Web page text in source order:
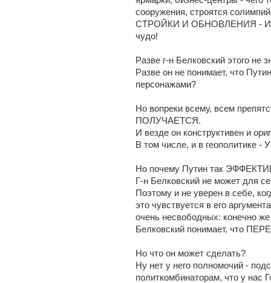
сооружения, строятся
СТРОЙКИ И ОБНОВЛЕНИЯ - И
чудо!
Разве г-н Белковский этого не
Разве он не понимает, что
персонажами?
Но вопреки всему, всем
ПОЛУЧАЕТСЯ.
И везде он конструктивен и
В том числе, и в геополитике
Но почему Путин так
Г-н Белковский не может для
Поэтому и не уверен в себе,
это чувствуется в его
очень несвободных: конечно же
Белковский понимает, что
Но что он может сделать?
Ну нет у него полномочий -
политкомбинаторам, что у нас